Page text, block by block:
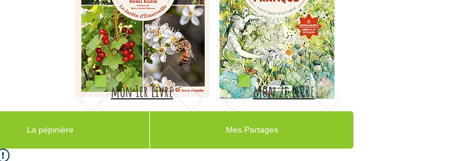
mon 1er livre mon 2e livre
La pépinière Mes Partages